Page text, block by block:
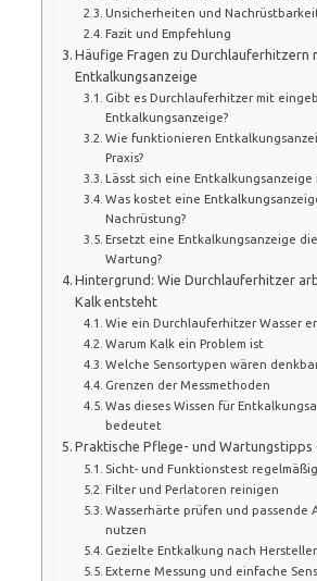
Unsicherheiten und
Fazit und Empfehlung
Häufige Fragen zu Durchlauferhitzern
Entkalkungsanzeige
Gibt es Durchlauferhitzer mit
Entkalkungsanzeige?
Wie funktionieren
Praxis?
Lässt sich eine Entkalkungsanzeige
Was kostet eine
Nachrüstung?
Ersetzt eine Entkalkungsanzeige
Wartung?
Hintergrund: Wie Durchlauferhitzer
Kalk entsteht
Wie ein Durchlauferhitzer Wasser
Warum Kalk ein Problem ist
Welche Sensortypen wären
Grenzen der Messmethoden
Was dieses Wissen für
bedeutet
Praktische Pflege- und Wartungstipps
Sicht- und Funktionstest
Filter und Perlatoren reinigen
Wasserhärte prüfen und passende
nutzen
Gezielte Entkalkung nach
Externe Messung und einfache